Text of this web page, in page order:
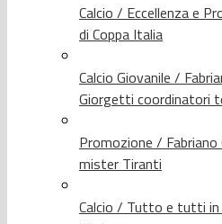
Calcio / Eccellenza e
di Coppa Italia
Calcio Giovanile /
Giorgetti coordinatori
Promozione /
mister Tiranti
Calcio / Tutto e tutti